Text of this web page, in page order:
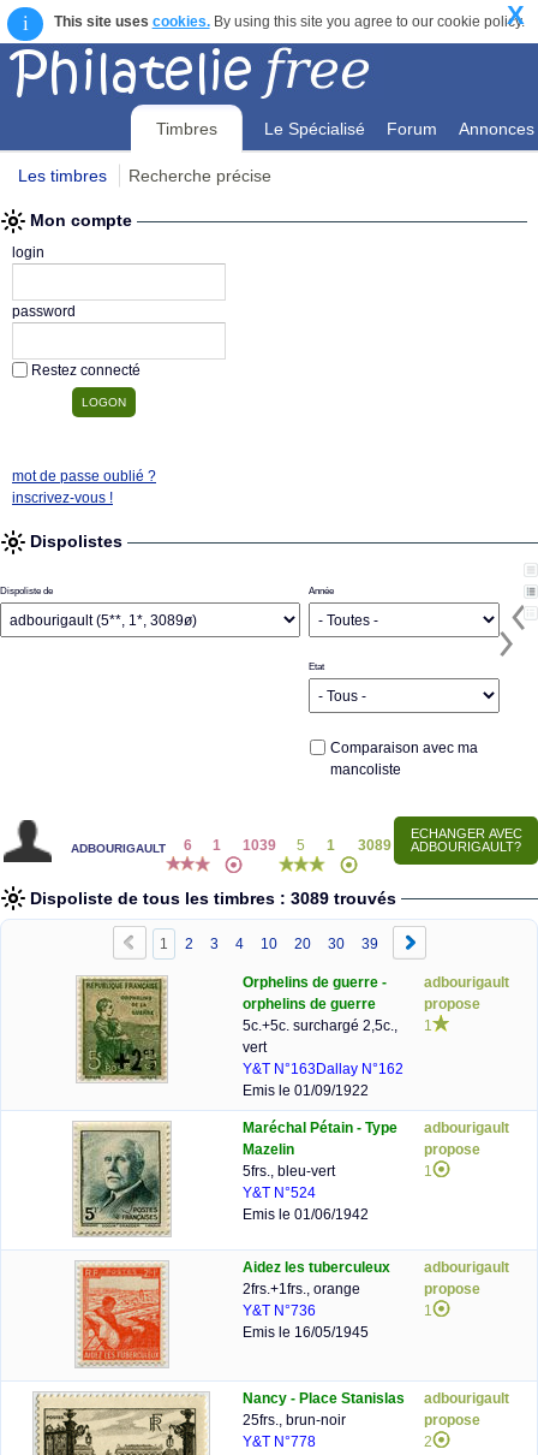
i This site uses cookies.By using this site you agree to our cookie policy.
X
Timbres Le Spécialisé Forum Annonces
Les timbres Recherche précise
Mon compte
login
password
Restez connecté
mot de passe oublié ?
inscrivez-vous !
Dispolistes
Dispoliste de Année
Etat
Comparaison avec ma
mancoliste
adbourigault 6 1 1039 5 1 3089
Dispoliste de tous les timbres : 3089 trouvés
1 2 3 4 10 20 30 39
Orphelins de guerre -
orphelins de guerre
5c.+5c. surchargé 2,5c.,
vert
Y&T N°163Dallay N°162
Emis le 01/09/1922
adbourigault
propose
1
Maréchal Pétain - Type
Mazelin
5frs., bleu-vert
Y&T N°524
Emis le 01/06/1942
adbourigault
propose
1
Aidez les tuberculeux
2frs.+1frs., orange
Y&T N°736
Emis le 16/05/1945
adbourigault
propose
1
Nancy - Place Stanislas
25frs., brun-noir
Y&T N°778
adbourigault
propose
2